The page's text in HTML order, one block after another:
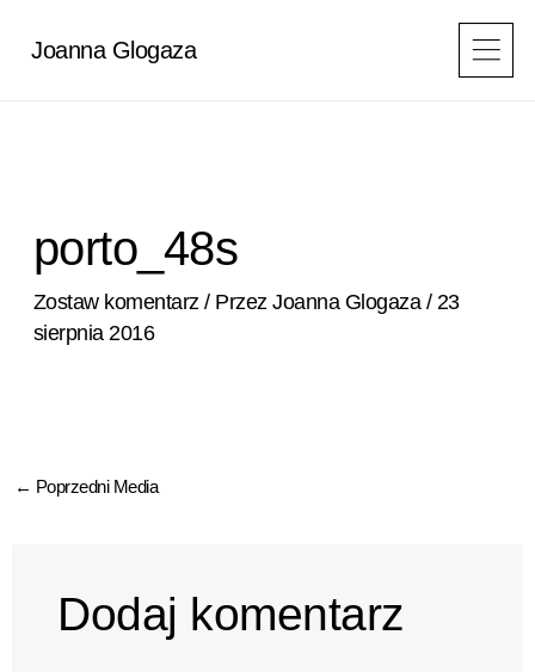
Joanna Glogaza
porto_48s
Zostaw komentarz / PrzezJoanna Glogaza / 23
sierpnia 2016
← Poprzedni Media
Dodaj komentarz